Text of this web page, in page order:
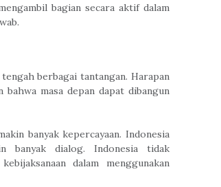
bagian secara aktif dalam
berbagai tantangan. Harapan
masa depan dapat dibangun
banyak kepercayaan. Indonesia
banyak dialog. Indonesia tidak
dalam menggunakan